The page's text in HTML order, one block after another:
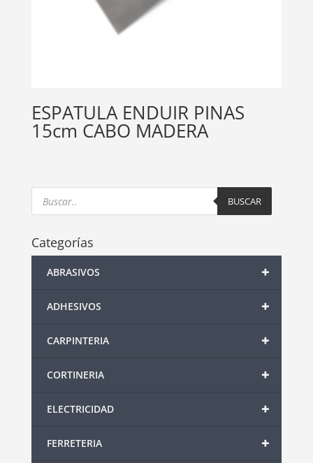
ESPATULA ENDUIR PINAS
15cm CABO MADERA
Products
search BUSCAR
Categorías
+
ABRASIVOS
+
ADHESIVOS
+
CARPINTERIA
+
CORTINERIA
+
ELECTRICIDAD
+
FERRETERIA